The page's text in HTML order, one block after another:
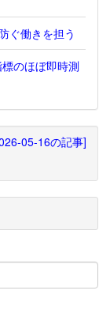
ぐ働きを担う
のほぼ即時測
05-16の記事]